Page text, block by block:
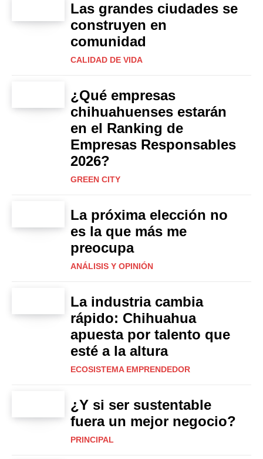
Las grandes ciudades se
construyen en
comunidad
CALIDAD DE VIDA
¿Qué empresas
chihuahuenses estarán
en el Ranking de
Empresas Responsables
2026?
GREEN CITY
La próxima elección no
es la que más me
preocupa
ANÁLISIS Y OPINIÓN
La industria cambia
rápido: Chihuahua
apuesta por talento que
esté a la altura
ECOSISTEMA EMPRENDEDOR
¿Y si ser sustentable
fuera un mejor negocio?
PRINCIPAL